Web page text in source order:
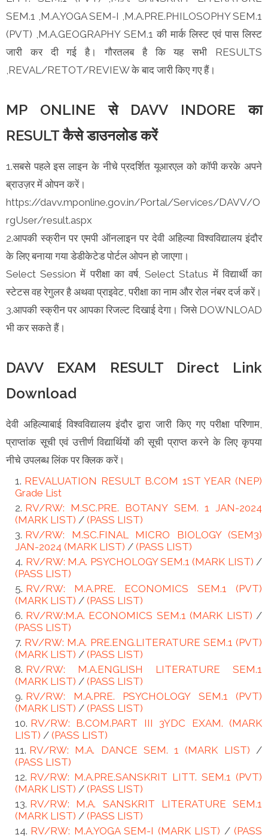
SEM.1 ,M.A.YOGA SEM-I ,M.A.PRE.PHILOSOPHY SEM.1
(PVT) ,M.A.GEOGRAPHY SEM.1 की मार्क लिस्ट एवं पास लिस्ट
जारी कर दी गई है। गौरतलब है कि यह सभी RESULTS
,REVAL/RETOT/REVIEW के बाद जारी किए गए हैं।
MP ONLINE से DAVV INDORE का
RESULT कैसे डाउनलोड करें
1.सबसे पहले इस लाइन के नीचे प्रदर्शित यूआरएल को कॉपी करके अपने
ब्राउज़र में ओपन करें।
https://davv.mponline.gov.in/Portal/Services/DAVV/O
rgUser/result.aspx
2.आपकी स्क्रीन पर एमपी ऑनलाइन पर देवी अहिल्या विश्वविद्यालय इंदौर
के लिए बनाया गया डेडीकेटेड पोर्टल ओपन हो जाएगा।
Select Session में परीक्षा का वर्ष, Select Status में विद्यार्थी का
स्टेटस वह रेगुलर है अथवा प्राइवेट, परीक्षा का नाम और रोल नंबर दर्ज करें।
3.आपकी स्क्रीन पर आपका रिजल्ट दिखाई देगा। जिसे DOWNLOAD
भी कर सकते हैं।
DAVV EXAM RESULT Direct Link
Download
देवी अहिल्याबाई विश्वविद्यालय इंदौर द्वारा जारी किए गए परीक्षा परिणाम,
प्राप्तांक सूची एवं उत्तीर्ण विद्यार्थियों की सूची प्राप्त करने के लिए कृपया
नीचे उपलब्ध लिंक पर क्लिक करें।
REVALUATION RESULT B.COM 1ST YEAR (NEP)
Grade List
RV/RW: M.SC.PRE. BOTANY SEM. 1 JAN-2024
(MARK LIST) / (PASS LIST)
RV/RW: M.SC.FINAL MICRO BIOLOGY (SEM3)
JAN-2024 (MARK LIST) / (PASS LIST)
RV/RW: M.A. PSYCHOLOGY SEM.1 (MARK LIST) /
(PASS LIST)
RV/RW: M.A.PRE. ECONOMICS SEM.1 (PVT)
(MARK LIST) / (PASS LIST)
RV/RW:M.A. ECONOMICS SEM.1 (MARK LIST) /
(PASS LIST)
RV/RW: M.A. PRE.ENG.LITERATURE SEM.1 (PVT)
(MARK LIST) / (PASS LIST)
RV/RW: M.A.ENGLISH LITERATURE SEM.1
(MARK LIST) / (PASS LIST)
RV/RW: M.A.PRE. PSYCHOLOGY SEM.1 (PVT)
(MARK LIST) / (PASS LIST)
RV/RW: B.COM.PART III 3YDC EXAM. (MARK
LIST) / (PASS LIST)
RV/RW: M.A. DANCE SEM. 1 (MARK LIST) /
(PASS LIST)
RV/RW: M.A.PRE.SANSKRIT LITT. SEM.1 (PVT)
(MARK LIST) / (PASS LIST)
RV/RW: M.A. SANSKRIT LITERATURE SEM.1
(MARK LIST) / (PASS LIST)
RV/RW: M.A.YOGA SEM-I (MARK LIST) / (PASS